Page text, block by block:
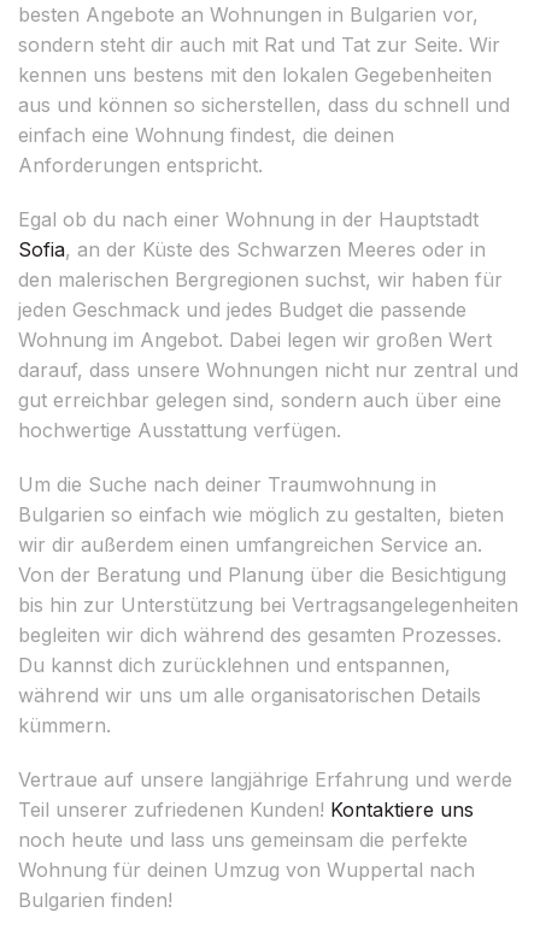
besten Angebote an Wohnungen in Bulgarien vor,
sondern steht dir auch mit Rat und Tat zur Seite. Wir
kennen uns bestens mit den lokalen Gegebenheiten
aus und können so sicherstellen, dass du schnell und
einfach eine Wohnung findest, die deinen
Anforderungen entspricht.
Egal ob du nach einer Wohnung in der Hauptstadt
Sofia, an der Küste des Schwarzen Meeres oder in
den malerischen Bergregionen suchst, wir haben für
jeden Geschmack und jedes Budget die passende
Wohnung im Angebot. Dabei legen wir großen Wert
darauf, dass unsere Wohnungen nicht nur zentral und
gut erreichbar gelegen sind, sondern auch über eine
hochwertige Ausstattung verfügen.
Um die Suche nach deiner Traumwohnung in
Bulgarien so einfach wie möglich zu gestalten, bieten
wir dir außerdem einen umfangreichen Service an.
Von der Beratung und Planung über die Besichtigung
bis hin zur Unterstützung bei Vertragsangelegenheiten
begleiten wir dich während des gesamten Prozesses.
Du kannst dich zurücklehnen und entspannen,
während wir uns um alle organisatorischen Details
kümmern.
Vertraue auf unsere langjährige Erfahrung und werde
Teil unserer zufriedenen Kunden! Kontaktiere uns
noch heute und lass uns gemeinsam die perfekte
Wohnung für deinen Umzug von Wuppertal nach
Bulgarien finden!